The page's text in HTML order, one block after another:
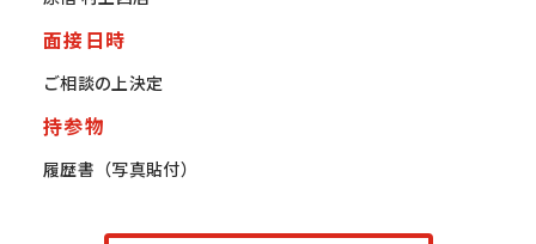
面接日時
ご相談の上決定
持参物
履歴書（写真貼付）